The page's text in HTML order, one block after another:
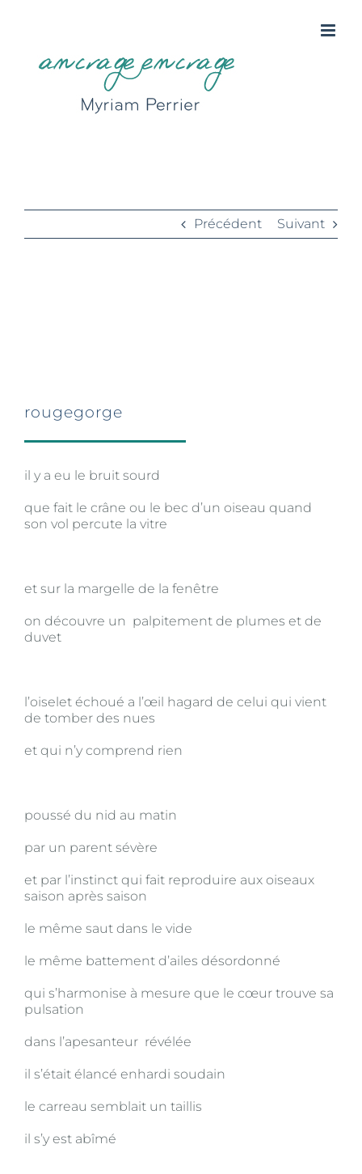
Précédent Suivant
rougegorge
il y a eu le bruit sourd
que fait le crâne ou le bec d’un oiseau quand
son vol percute la vitre
et sur la margelle de la fenêtre
on découvre un palpitement de plumes et de
duvet
l’oiselet échoué a l’œil hagard de celui qui vient
de tomber des nues
et qui n’y comprend rien
poussé du nid au matin
par un parent sévère
et par l’instinct qui fait reproduire aux oiseaux
saison après saison
le même saut dans le vide
le même battement d’ailes désordonné
qui s’harmonise à mesure que le cœur trouve sa
pulsation
dans l’apesanteur révélée
il s’était élancé enhardi soudain
le carreau semblait un taillis
il s’y est abîmé